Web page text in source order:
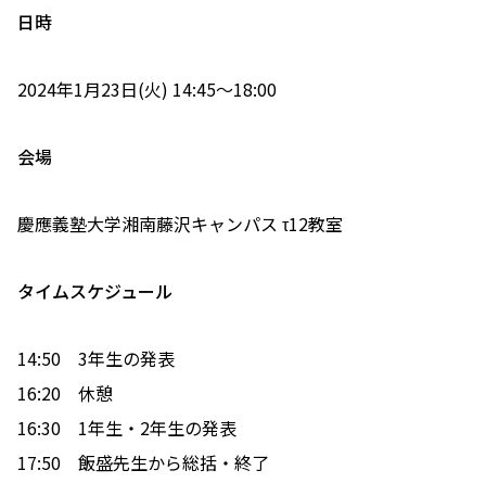
日時
2024年1月23日(火) 14:45〜18:00
会場
慶應義塾大学湘南藤沢キャンパス τ12教室
タイムスケジュール
14:50 3年生の発表
16:20 休憩
16:30 1年生・2年生の発表
17:50 飯盛先生から総括・終了